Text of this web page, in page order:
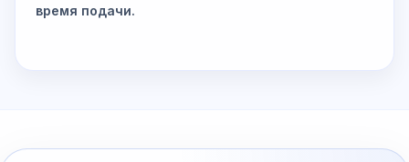
время подачи.